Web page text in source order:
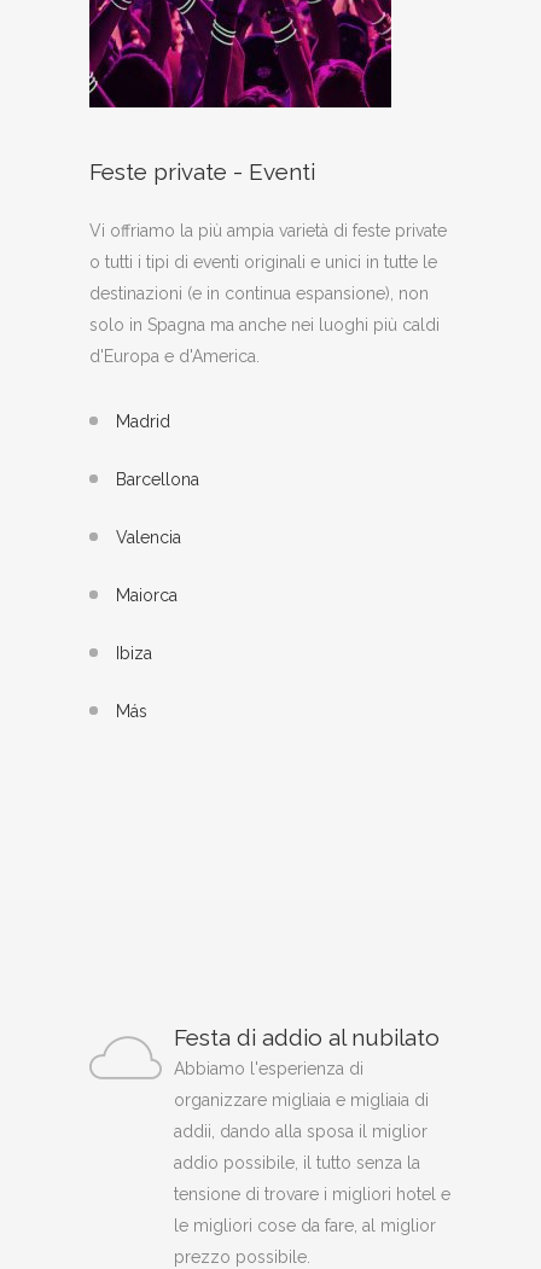
Feste private - Eventi
Vi offriamo la più ampia varietà di feste private
o tutti i tipi di eventi originali e unici in tutte le
destinazioni (e in continua espansione), non
solo in Spagna ma anche nei luoghi più caldi
d'Europa e d'America.
Madrid
Barcellona
Valencia
Maiorca
Ibiza
Más
Festa di addio al nubilato
Abbiamo l'esperienza di
organizzare migliaia e migliaia di
addii, dando alla sposa il miglior
addio possibile, il tutto senza la
tensione di trovare i migliori hotel e
le migliori cose da fare, al miglior
prezzo possibile.